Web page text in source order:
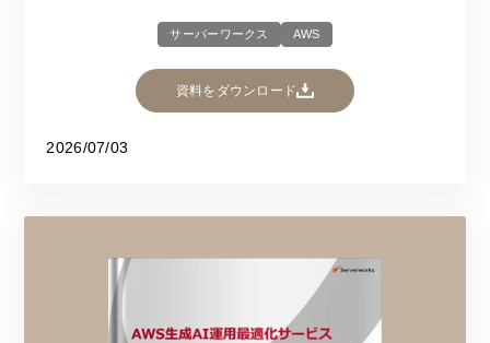
サーバーワークス AWS
資料をダウンロード
2026/07/03